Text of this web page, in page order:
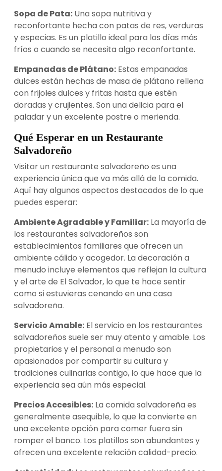
Sopa de Pata: Una sopa nutritiva y
reconfortante hecha con patas de res, verduras
y especias. Es un platillo ideal para los días más
fríos o cuando se necesita algo reconfortante.
Empanadas de Plátano: Estas empanadas
dulces están hechas de masa de plátano rellena
con frijoles dulces y fritas hasta que estén
doradas y crujientes. Son una delicia para el
paladar y un excelente postre o merienda.
Qué Esperar en un Restaurante
Salvadoreño
Visitar un restaurante salvadoreño es una
experiencia única que va más allá de la comida.
Aquí hay algunos aspectos destacados de lo que
puedes esperar:
Ambiente Agradable y Familiar: La mayoría de
los restaurantes salvadoreños son
establecimientos familiares que ofrecen un
ambiente cálido y acogedor. La decoración a
menudo incluye elementos que reflejan la cultura
y el arte de El Salvador, lo que te hace sentir
como si estuvieras cenando en una casa
salvadoreña.
Servicio Amable: El servicio en los restaurantes
salvadoreños suele ser muy atento y amable. Los
propietarios y el personal a menudo son
apasionados por compartir su cultura y
tradiciones culinarias contigo, lo que hace que la
experiencia sea aún más especial.
Precios Accesibles: La comida salvadoreña es
generalmente asequible, lo que la convierte en
una excelente opción para comer fuera sin
romper el banco. Los platillos son abundantes y
ofrecen una excelente relación calidad-precio.